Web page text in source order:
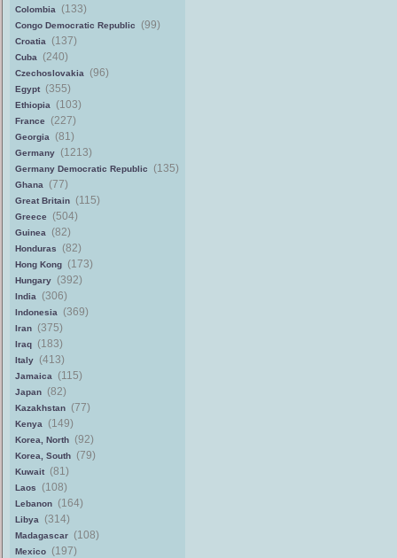
Colombia (133)
Congo Democratic Republic (99)
Croatia (137)
Cuba (240)
Czechoslovakia (96)
Egypt (355)
Ethiopia (103)
France (227)
Georgia (81)
Germany (1213)
Germany Democratic Republic (135)
Ghana (77)
Great Britain (115)
Greece (504)
Guinea (82)
Honduras (82)
Hong Kong (173)
Hungary (392)
India (306)
Indonesia (369)
Iran (375)
Iraq (183)
Italy (413)
Jamaica (115)
Japan (82)
Kazakhstan (77)
Kenya (149)
Korea, North (92)
Korea, South (79)
Kuwait (81)
Laos (108)
Lebanon (164)
Libya (314)
Madagascar (108)
Mexico (197)